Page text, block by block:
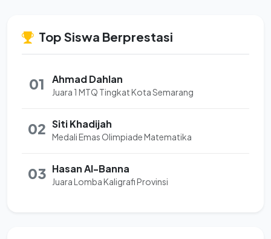
Top Siswa Berprestasi
01 Ahmad Dahlan
Juara 1 MTQ Tingkat Kota Semarang
02 Siti Khadijah
Medali Emas Olimpiade Matematika
03 Hasan Al-Banna
Juara Lomba Kaligrafi Provinsi